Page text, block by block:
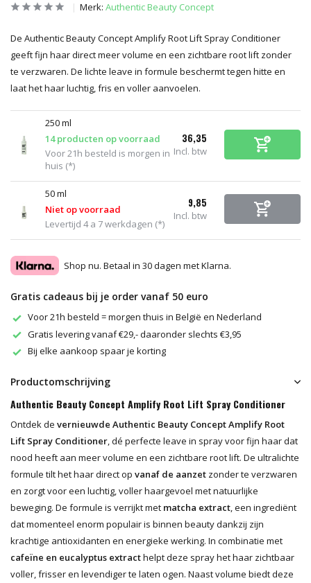
Merk: Authentic Beauty Concept
De Authentic Beauty Concept Amplify Root Lift Spray Conditioner
geeft fijn haar direct meer volume en een zichtbare root lift zonder
te verzwaren. De lichte leave in formule beschermt tegen hitte en
laat het haar luchtig, fris en voller aanvoelen.
250 ml
14 producten op voorraad
Voor 21h besteld is morgen in
huis (*)
36,35
Incl. btw
50 ml
Niet op voorraad
Levertijd 4 a 7 werkdagen (*)
9,85
Incl. btw
Shop nu. Betaal in 30 dagen met Klarna.
Gratis cadeaus bij je order vanaf 50 euro
Voor 21h besteld = morgen thuis in België en Nederland
Gratis levering vanaf €29,- daaronder slechts €3,95
Bij elke aankoop spaar je korting
Productomschrijving
Authentic Beauty Concept Amplify Root Lift Spray Conditioner
Ontdek de vernieuwde Authentic Beauty Concept Amplify Root
Lift Spray Conditioner , dé perfecte leave in spray voor fijn haar dat
nood heeft aan meer volume en een zichtbare root lift. De ultralichte
formule tilt het haar direct op vanaf de aanzet zonder te verzwaren
en zorgt voor een luchtig, voller haargevoel met natuurlijke
beweging. De formule is verrijkt met matcha extract , een ingrediënt
dat momenteel enorm populair is binnen beauty dankzij zijn
krachtige antioxidanten en energieke werking. In combinatie met
cafeïne en eucalyptus extracthelpt deze spray het haar zichtbaar
voller, frisser en levendiger te laten ogen. Naast volume biedt deze